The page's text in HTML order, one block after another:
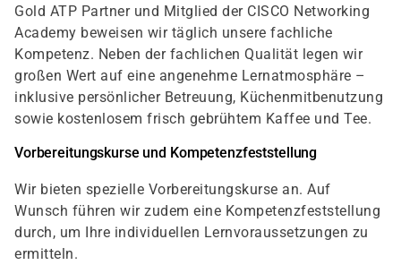
Gold ATP Partner und Mitglied der CISCO Networking
Academy beweisen wir täglich unsere fachliche
Kompetenz. Neben der fachlichen Qualität legen wir
großen Wert auf eine angenehme Lernatmosphäre –
inklusive persönlicher Betreuung, Küchenmitbenutzung
sowie kostenlosem frisch gebrühtem Kaffee und Tee.
Vorbereitungskurse und Kompetenzfeststellung
Wir bieten spezielle Vorbereitungskurse an. Auf
Wunsch führen wir zudem eine Kompetenzfeststellung
durch, um Ihre individuellen Lernvoraussetzungen zu
ermitteln.